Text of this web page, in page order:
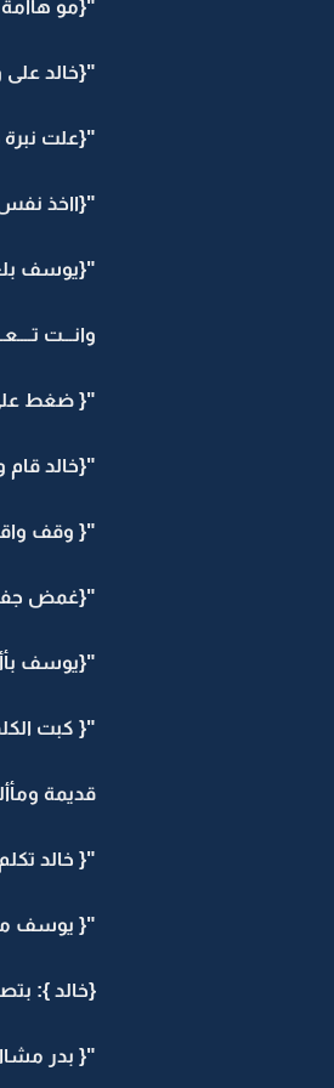
"{مو
"{خالد على
"{علت نبرة
"{ااخذ نفس
"{يوسف بلع
وانـــت
"{ ضغط
"{خالد
"{ وقف واقف
"{غمض
"{يوسف
"{ كبت
قديمة
"{ خالد تكلم
"{ يوسف
{خالد }:
"{ بدر